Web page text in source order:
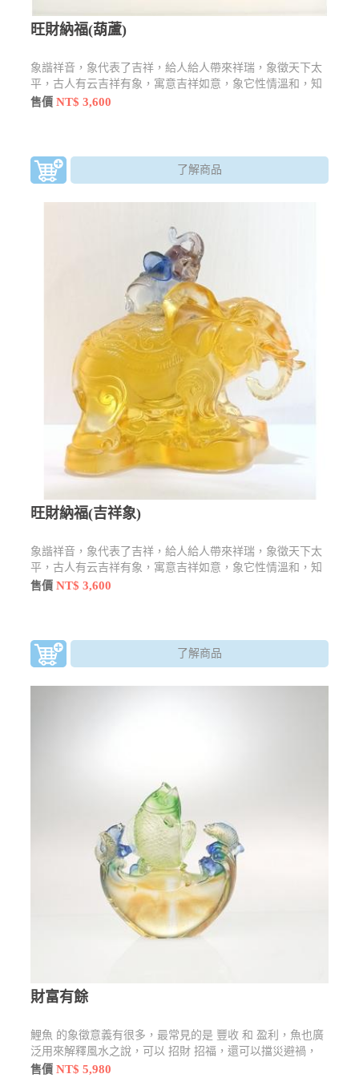
旺財納福(葫蘆)
象諧祥音，象代表了吉祥，給人給人帶來祥瑞，象徵天下太
平，古人有云吉祥有象，寓意吉祥如意，象它性情溫和，知
恩圖報。而在泰國來說是招財的象徵。
售價NT$ 3,600
了解商品
旺財納福(吉祥象)
象諧祥音，象代表了吉祥，給人給人帶來祥瑞，象徵天下太
平，古人有云吉祥有象，寓意吉祥如意，象它性情溫和，知
恩圖報。而在泰國來說是招財的象徵。
售價NT$ 3,600
了解商品
財富有餘
鯉魚 的象徵意義有很多，最常見的是 豐收 和 盈利，魚也廣
泛用來解釋風水之說，可以 招財 招福，還可以擋災避禍，
元寶 是財富的象徵,也是求財求福的富貴吉祥物品。
售價NT$ 5,980